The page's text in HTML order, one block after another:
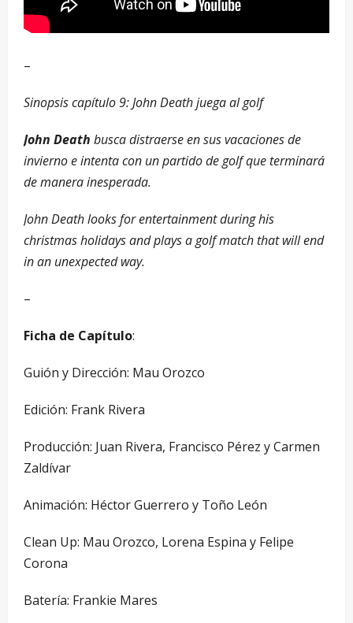
–
Sinopsis capítulo 9: John Death juega al golf
John Death busca distraerse en sus vacaciones de
invierno e intenta con un partido de golf que terminará
de manera inesperada.
John Death looks for entertainment during his
christmas holidays and plays a golf match that will end
in an unexpected way.
–
Ficha de Capítulo:
Guión y Dirección: Mau Orozco
Edición: Frank Rivera
Producción: Juan Rivera, Francisco Pérez y Carmen
Zaldívar
Animación: Héctor Guerrero y Toño León
Clean Up: Mau Orozco, Lorena Espina y Felipe
Corona
Batería: Frankie Mares